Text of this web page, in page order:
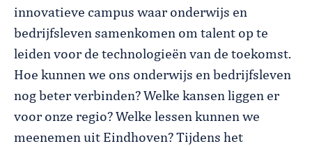
innovatieve campus waar onderwijs en
bedrijfsleven samenkomen om talent op te
leiden voor de technologieën van de toekomst.
Hoe kunnen we ons onderwijs en bedrijfsleven
nog beter verbinden? Welke kansen liggen er
voor onze regio? Welke lessen kunnen we
meenemen uit Eindhoven? Tijdens het